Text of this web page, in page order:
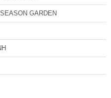
GARDEN